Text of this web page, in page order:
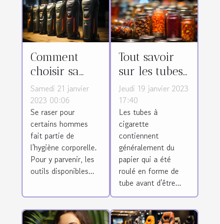
Comment
choisir sa
tondeuse
pour corps
d'homme ?
Samedi 21 janvier
2023 00:06
Se raser pour
certains hommes
fait partie de
l'hygiène corporelle.
Pour y parvenir, les
outils disponibles...
Tout savoir
sur les tubes
à cigarette
Jeudi 19 janvier 2023
17:40
Les tubes à
cigarette
contiennent
généralement du
papier qui a été
roulé en forme de
tube avant d'être...